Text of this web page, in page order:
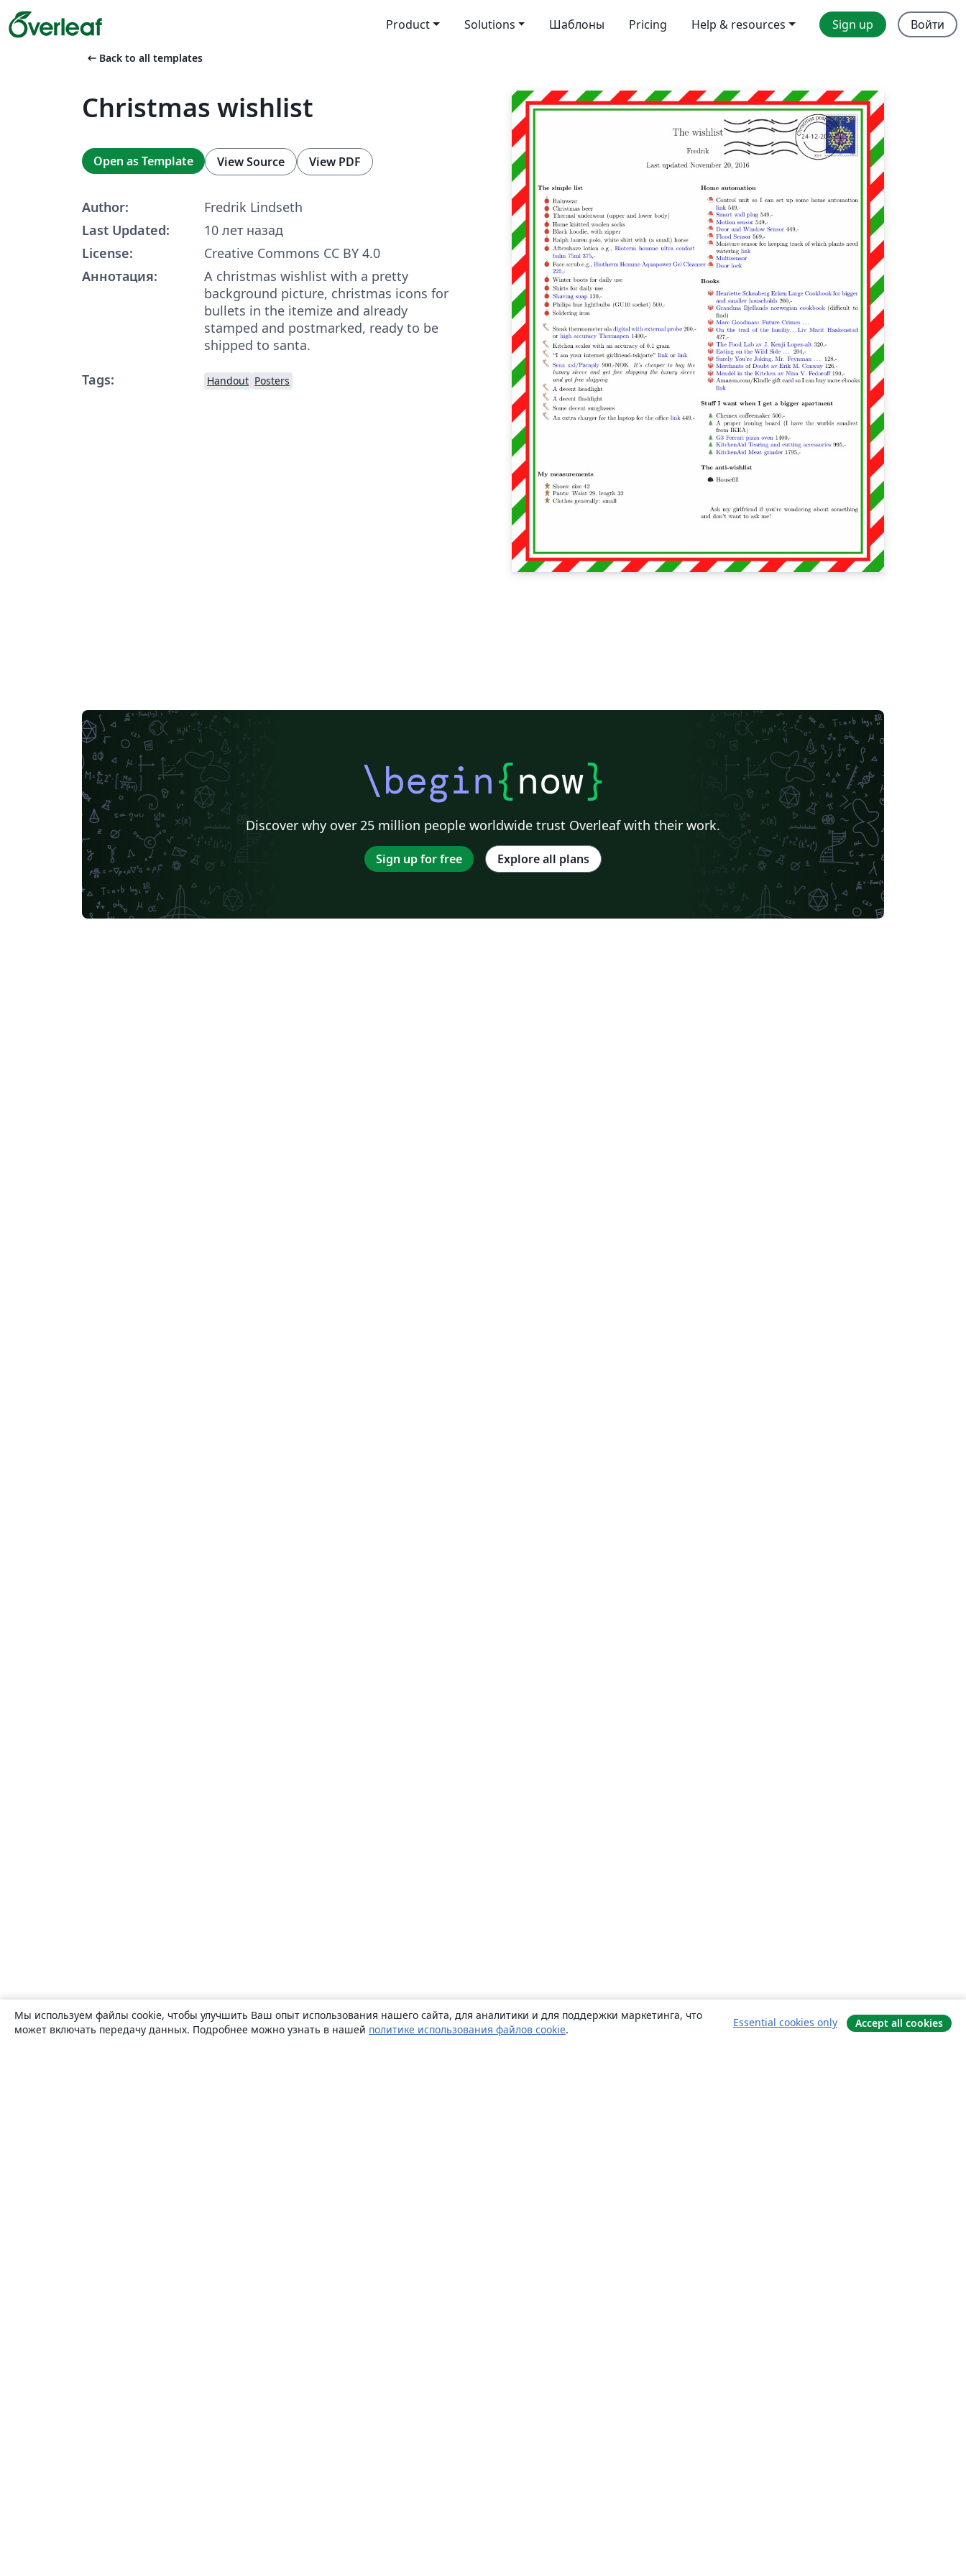
Product Solutions Шаблоны Pricing Help & resources Sign up Войти
arrow_left_alt Back to all templates
Christmas wishlist
Open as Template View Source View PDF
Author:
Fredrik Lindseth
Last Updated:
10 лет назад
License:
Creative Commons CC BY 4.0
Аннотация:
A christmas wishlist with a pretty
background picture, christmas icons for
bullets in the itemize and already
stamped and postmarked, ready to be
shipped to santa.
Tags:
Handout Posters
\begin{now}
Discover why over 25 million people worldwide trust Overleaf with their work.
Sign up for free Explore all plans
Мы используем файлы cookie, чтобы улучшить Ваш опыт использования нашего сайта, для аналитики и для поддержки маркетинга, что
может включать передачу данных. Подробнее можно узнать в нашей политике использования файлов cookie.
Essential cookies only Accept all cookies